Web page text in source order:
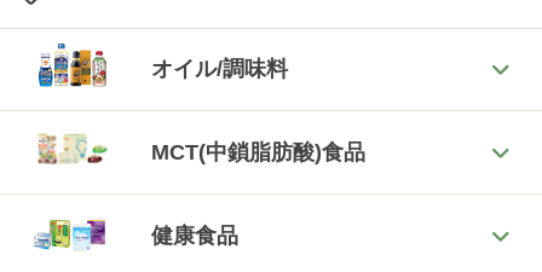
オイル/調味料
MCT(中鎖脂肪酸)食品
健康食品